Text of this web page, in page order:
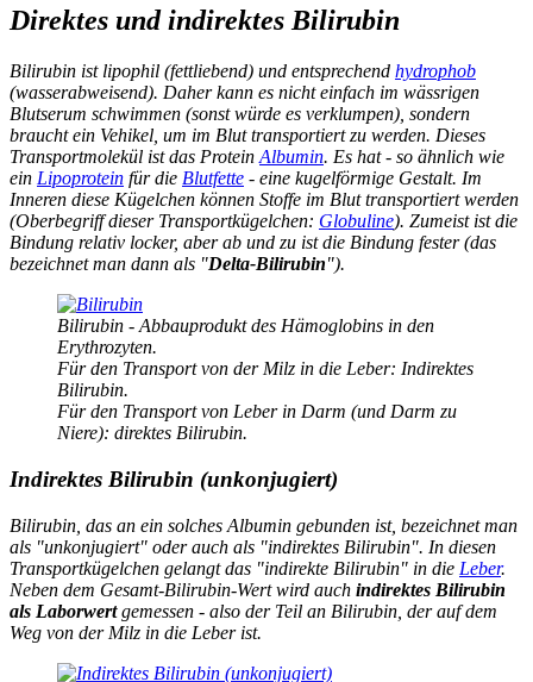
Direktes und indirektes Bilirubin
Bilirubin ist lipophil (fettliebend) und entsprechend hydrophob
(wasserabweisend). Daher kann es nicht einfach im wässrigen
Blutserum schwimmen (sonst würde es verklumpen), sondern
braucht ein Vehikel, um im Blut transportiert zu werden. Dieses
Transportmolekül ist das Protein Albumin. Es hat - so ähnlich wie
ein Lipoprotein für die Blutfette - eine kugelförmige Gestalt. Im
Inneren diese Kügelchen können Stoffe im Blut transportiert werden
(Oberbegriff dieser Transportkügelchen: Globuline). Zumeist ist die
Bindung relativ locker, aber ab und zu ist die Bindung fester (das
bezeichnet man dann als "Delta-Bilirubin").
Bilirubin - Abbauprodukt des Hämoglobins in den
Erythrozyten.
Für den Transport von der Milz in die Leber: Indirektes
Bilirubin.
Für den Transport von Leber in Darm (und Darm zu
Niere): direktes Bilirubin.
Indirektes Bilirubin (unkonjugiert)
Bilirubin, das an ein solches Albumin gebunden ist, bezeichnet man
als "unkonjugiert" oder auch als "indirektes Bilirubin". In diesen
Transportkügelchen gelangt das "indirekte Bilirubin" in die Leber.
Neben dem Gesamt-Bilirubin-Wert wird auch indirektes Bilirubin
als Laborwertgemessen - also der Teil an Bilirubin, der auf dem
Weg von der Milz in die Leber ist.